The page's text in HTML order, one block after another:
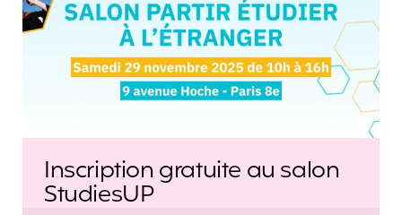
Inscription gratuite au salon
StudiesUP